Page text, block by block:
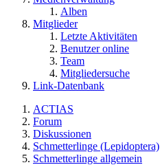
Alben
Mitglieder
Letzte Aktivitäten
Benutzer online
Team
Mitgliedersuche
Link-Datenbank
ACTIAS
Forum
Diskussionen
Schmetterlinge (Lepidoptera)
Schmetterlinge allgemein